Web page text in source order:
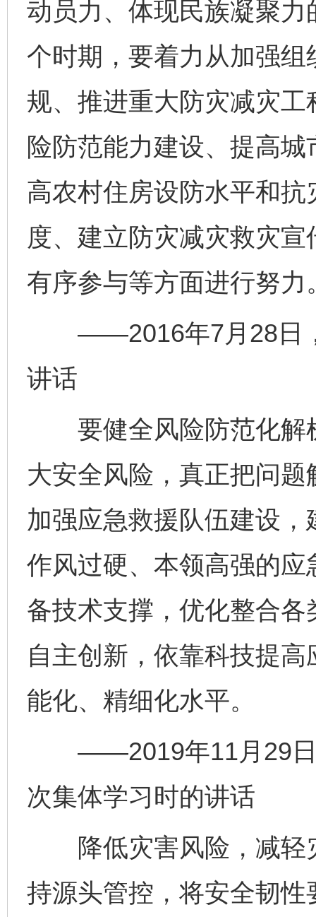
动员力、体现民族凝聚
个时期，要着力从加强
规、推进重大防灾减灾
险防范能力建设、提高
高农村住房设防水平和
度、建立防灾减灾救灾
有序参与等方面进行努力
——2016年7月28日，
讲话
要健全风险防范化解
大安全风险，真正把问
加强应急救援队伍建设
作风过硬、本领高强的
备技术支撑，优化整合
自主创新，依靠科技提
能化、精细化水平。
——2019年11月29日
次集体学习时的讲话
降低灾害风险，减轻
持源头管控，将安全韧